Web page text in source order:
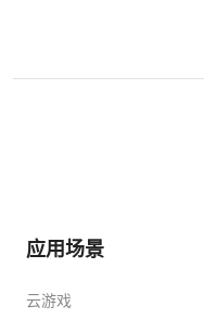
应用场景
云游戏